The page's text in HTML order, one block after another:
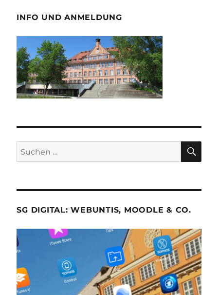
INFO UND ANMELDUNG
Suche
nach:
SG DIGITAL: WEBUNTIS, MOODLE & CO.